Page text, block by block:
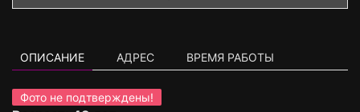
ОПИСАНИЕ АДРЕС ВРЕМЯ РАБОТЫ
Фото не подтверждены!